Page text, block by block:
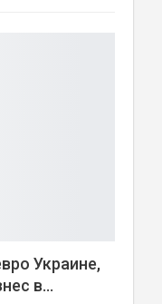
Украине,
в…